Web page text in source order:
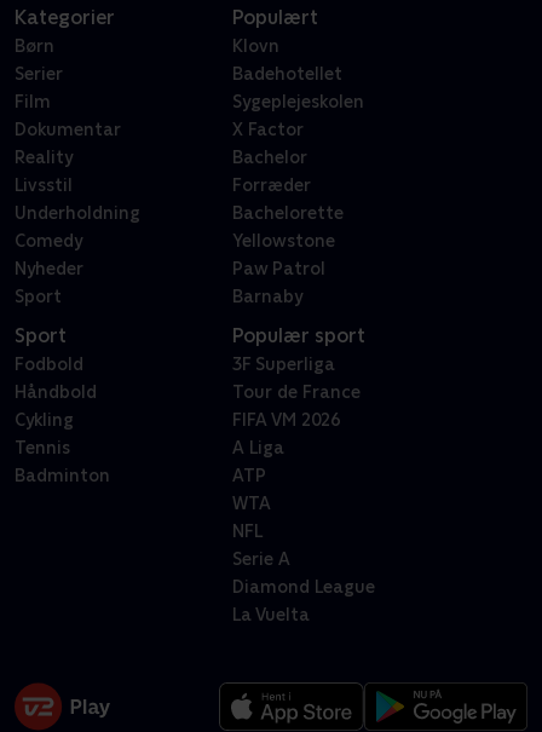
Kategorier
Børn
Serier
Film
Dokumentar
Reality
Livsstil
Underholdning
Comedy
Nyheder
Sport
Populært
Klovn
Badehotellet
Sygeplejeskolen
X Factor
Bachelor
Forræder
Bachelorette
Yellowstone
Paw Patrol
Barnaby
Sport
Fodbold
Håndbold
Cykling
Tennis
Badminton
Populær sport
3F Superliga
Tour de France
FIFA VM 2026
A Liga
ATP
WTA
NFL
Serie A
Diamond League
La Vuelta